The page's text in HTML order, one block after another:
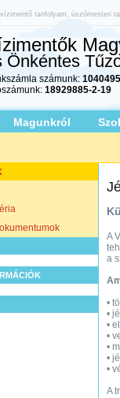
tanfolyam, úszómesteri
Önkéntes
számunk:
18929885-2-19
Magunkról
A
a
•
•
•
•
•
•
•
A